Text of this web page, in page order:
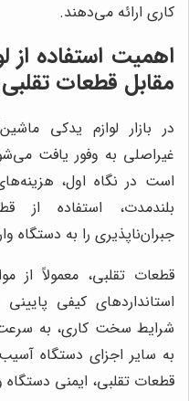
کاری ارائه می‌دهند.
اهمیت استفاده از
مقابل قطعات تقلبی
در بازار لوازم یدکی
غیراصلی به وفور یافت
است در نگاه اول،
بلندمدت، استفاده از
جبران‌ناپذیری را به دستگاه
قطعات تقلبی، معمولاً از
استانداردهای کیفی
شرایط سخت کاری، به
به سایر اجزای دستگاه آسیب
قطعات تقلبی، ایمنی دستگاه